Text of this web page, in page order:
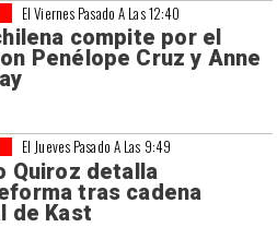
El Viernes Pasado A Las 12:40
compite por el
Penélope Cruz y Anne
El Jueves Pasado A Las 9:49
Quiroz detalla
tras cadena
de Kast